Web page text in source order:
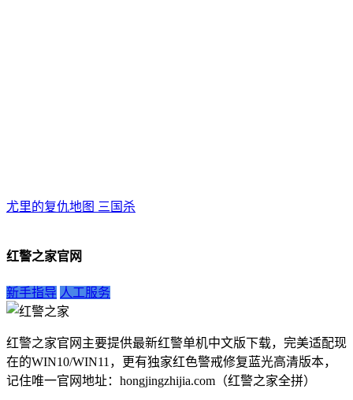
尤里的复仇地图 三国杀
红警之家官网
新手指导 人工服务
红警之家官网主要提供最新红警单机中文版下载，完美适配现
在的WIN10/WIN11，更有独家红色警戒修复蓝光高清版本，
记住唯一官网地址：hongjingzhijia.com（红警之家全拼）